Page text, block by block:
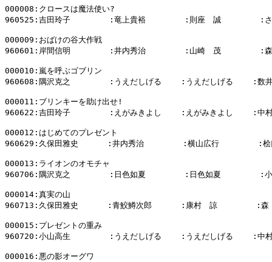
000008:クロースは魔法使い?
960525:吉田玲子        :竜上貴裕        :則座　誠        :さ
000009:おばけの谷大作戦
960601:岸間信明        :井内秀治        :山崎　茂        :森
000010:嵐を呼ぶゴブリン
960608:隅沢克之        :うえだしげる    :うえだしげる    :数井
000011:ブリンキーを助け出せ!
960622:吉田玲子        :えがみきよし    :えがみきよし    :中村
000012:はじめてのプレゼント
960629:久保田雅史      :井内秀治        :横山広行        :桧
000013:ライオンのオモチャ
960706:隅沢克之        :日色如夏        :日色如夏        :小
000014:真実の山
960713:久保田雅史      :青鮫鱒次郎      :康村　諒        :森
000015:プレゼントの重み
960720:小山高生        :うえだしげる    :うえだしげる    :中村
000016:悪の影オーグワ